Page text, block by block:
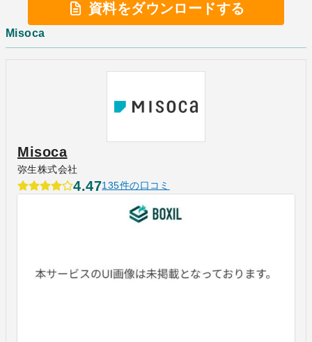
資料をダウンロードする
Misoca
Misoca
弥生株式会社
4.47135件の口コミ